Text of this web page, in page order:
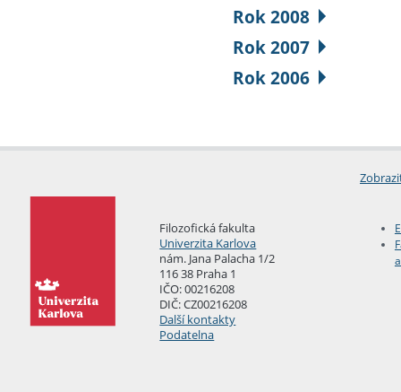
Rok 2008
Rok 2007
Rok 2006
Filozofická fakulta
Univerzita Karlova
nám. Jana Palacha 1/2
116 38 Praha 1
IČO: 00216208
DIČ: CZ00216208
Další kontakty
Podatelna